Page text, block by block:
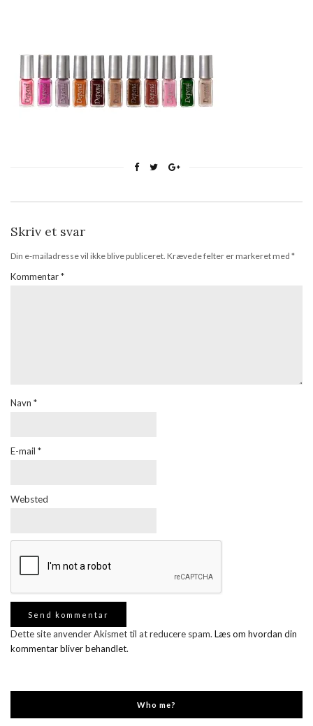
Skriv et svar
Din e-mailadresse vil ikke blive publiceret. Krævede felter er markeret med *
Kommentar*
Navn *
E-mail *
Websted
Dette site anvender Akismet til at reducere spam. Læs om hvordan din
kommentar bliver behandlet.
Who me?